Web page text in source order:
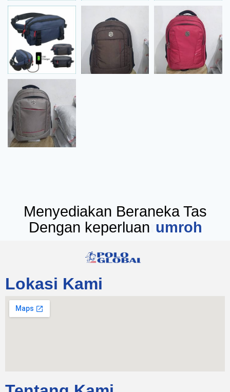
Menyediakan Beraneka Tas
Dengan keperluan seminar
Lokasi Kami